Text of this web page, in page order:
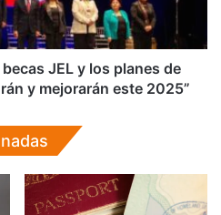
JEL y los planes de
y mejorarán este 2025”